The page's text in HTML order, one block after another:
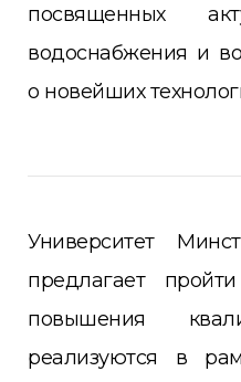
посвященных
водоснабжения и
о новейших
Университет
предлагает
повышения
реализуются в